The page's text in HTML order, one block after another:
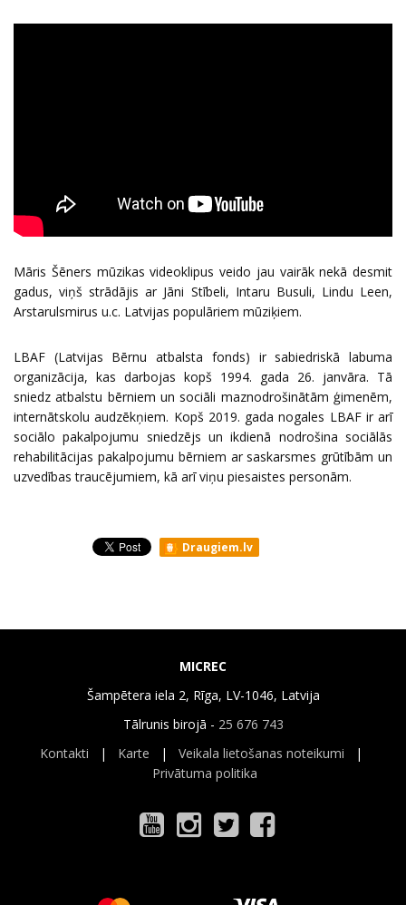
Māris Šēners mūzikas videoklipus veido jau vairāk nekā desmit
gadus, viņš strādājis ar Jāni Stībeli, Intaru Busuli, Lindu Leen,
Arstarulsmirus u.c. Latvijas populāriem mūziķiem.
LBAF (Latvijas Bērnu atbalsta fonds) ir sabiedriskā labuma
organizācija, kas darbojas kopš 1994. gada 26. janvāra. Tā
sniedz atbalstu bērniem un sociāli maznodrošinātām ģimenēm,
internātskolu audzēkņiem. Kopš 2019. gada nogales LBAF ir arī
sociālo pakalpojumu sniedzējs un ikdienā nodrošina sociālās
rehabilitācijas pakalpojumu bērniem ar saskarsmes grūtībām un
uzvedības traucējumiem, kā arī viņu piesaistes personām.
Draugiem.lv
MICREC
Šampētera iela 2, Rīga, LV-1046, Latvija
Tālrunis birojā - 25 676 743
Kontakti | Karte | Veikala lietošanas noteikumi |
Privātuma politika